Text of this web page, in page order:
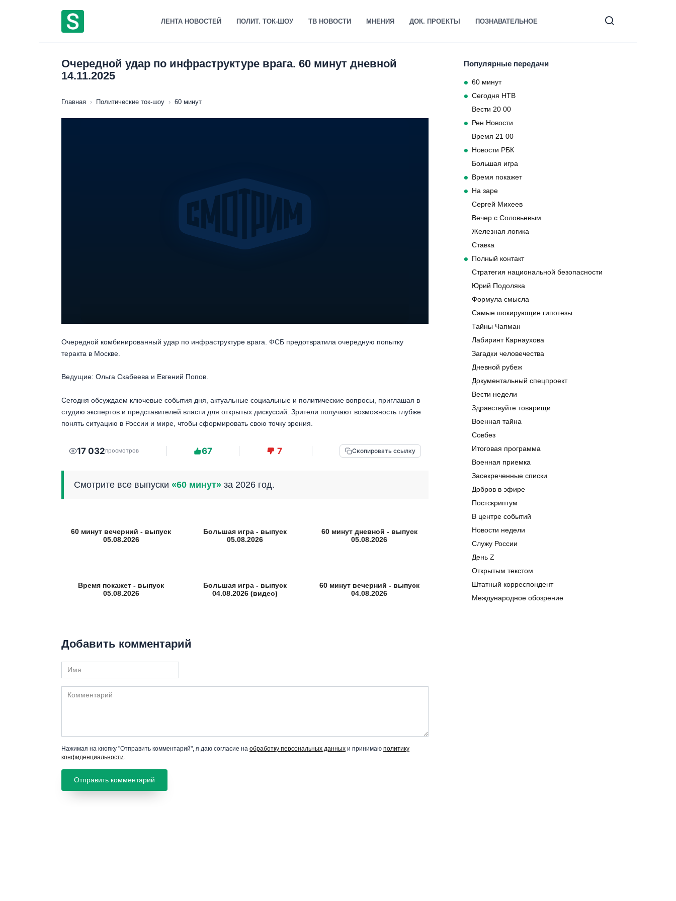
ЛЕНТА НОВОСТЕЙ ПОЛИТ. ТОК-ШОУ ТВ НОВОСТИ МНЕНИЯ ДОК. ПРОЕКТЫ ПОЗНАВАТЕЛЬНОЕ
Очередной удар по инфраструктуре врага. 60 минут дневной
14.11.2025
Главная › Политические ток-шоу › 60 минут
Очередной комбинированный удар по инфраструктуре врага. ФСБ предотвратила очередную попытку
теракта в Москве.
Ведущие: Ольга Скабеева и Евгений Попов.
Сегодня обсуждаем ключевые события дня, актуальные социальные и политические вопросы, приглашая в
студию экспертов и представителей власти для открытых дискуссий. Зрители получают возможность глубже
понять ситуацию в России и мире, чтобы сформировать свою точку зрения.
17 032просмотров 67 7 Скопировать ссылку
Смотрите все выпуски «60 минут» за 2026 год.
60 минут вечерний - выпуск
05.08.2026
Большая игра - выпуск
05.08.2026
60 минут дневной - выпуск
05.08.2026
Время покажет - выпуск
05.08.2026
Большая игра - выпуск
04.08.2026 (видео)
60 минут вечерний - выпуск
04.08.2026
Добавить комментарий
Имя
Комментарий
Нажимая на кнопку "Отправить комментарий", я даю согласие на обработку персональных данных и принимаю политику
конфиденциальности.
Популярные передачи
60 минут
Сегодня НТВ
Вести 20 00
Рен Новости
Время 21 00
Новости РБК
Большая игра
Время покажет
На заре
Сергей Михеев
Вечер с Соловьевым
Железная логика
Ставка
Полный контакт
Стратегия национальной безопасности
Юрий Подоляка
Формула смысла
Самые шокирующие гипотезы
Тайны Чапман
Лабиринт Карнаухова
Загадки человечества
Дневной рубеж
Документальный спецпроект
Вести недели
Здравствуйте товарищи
Военная тайна
Совбез
Итоговая программа
Военная приемка
Засекреченные списки
Добров в эфире
Постскриптум
В центре событий
Новости недели
Служу России
День Z
Открытым текстом
Штатный корреспондент
Международное обозрение